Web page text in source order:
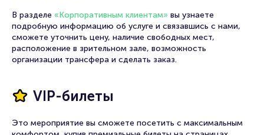
В разделе «Корпоративным клиентам» вы узнаете
подробную информацию об услуге и связавшись с нами,
сможете уточнить цену, наличие свободных мест,
расположение в зрительном зале, возможность
организации трансфера и сделать заказ.
VIP-билеты
Это мероприятие вы сможете посетить с максимальным